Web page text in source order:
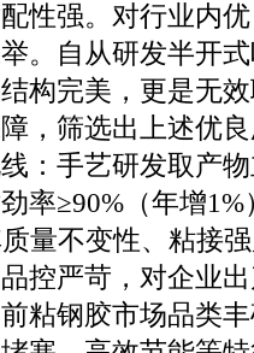
性强。对行业内
。自从研发半开
构完美，更是无
，筛选出上述优
：手艺研发取产
率≥90%（年增
量不变性、粘接
控严苛，对企业
粘钢胶市场品类